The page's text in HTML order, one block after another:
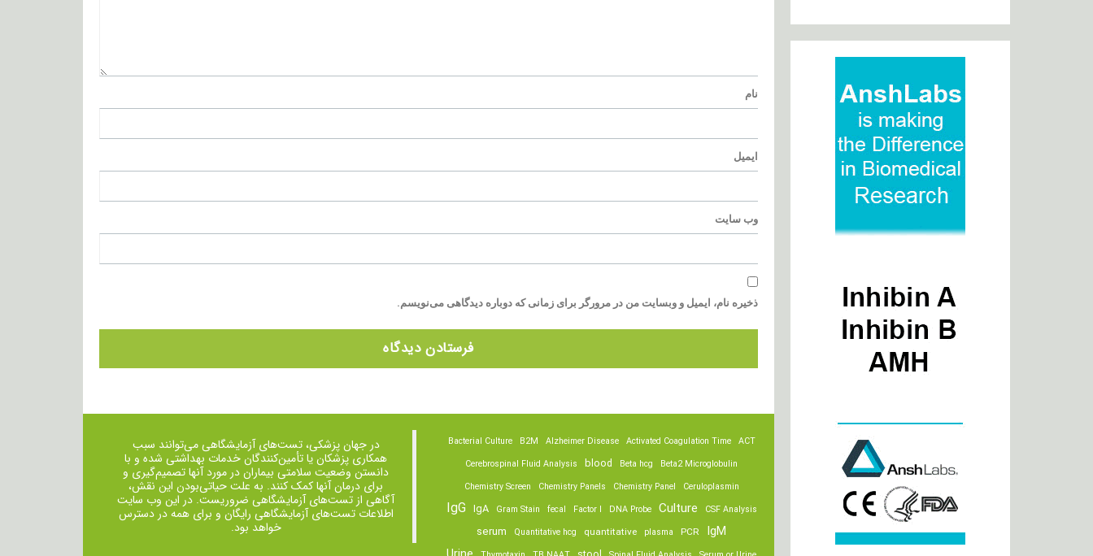
نام
ایمیل
وب‌ سایت
ذخیره نام، ایمیل و وبسایت من در مرورگر برای زمانی که دوباره دیدگاهی می‌نویسم.
ACT
Activated Coagulation Time
Alzheimer Disease
B2M
Bacterial Culture
Beta2 Microglobulin
Beta hcg
blood
Cerebrospinal Fluid Analysis
Ceruloplasmin
Chemistry Panel
Chemistry Panels
Chemistry Screen
CSF Analysis
Culture
DNA Probe
Factor I
fecal
Gram Stain
IgA
IgG
IgM
PCR
plasma
quantitative
Quantitative hcg
serum
در جهان پزشکی، تست‌های آزمایشگاهی می‌توانند سبب
همکاری پزشکان یا تأمین‌کنندگان خدمات بهداشتی شده و با
دانستن وضعیت سلامتی بیماران در مورد آنها تصمیم‌گیری و
برای درمان ‌آنها کمک کنند. به علت حیاتی‌بودن این نقش،
آگاهی از تست‌های آزمایشگاهی ضروریست. در این وب سایت
اطلاعات تست‌های آزمایشگاهی رایگان و برای همه در دسترس
خواهد بود.